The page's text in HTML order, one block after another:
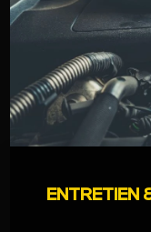
ENTRETIEN